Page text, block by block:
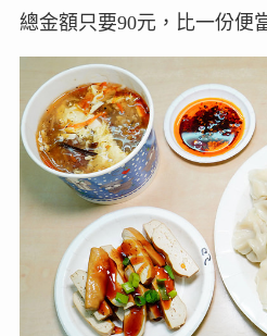
總金額只要90元，比一份便